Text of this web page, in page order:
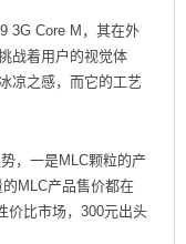
Core M，其在外
战着用户的视觉体
凉之感，而它的工艺
，一是MLC颗粒的产
MLC产品售价都在
价比市场，300元出头